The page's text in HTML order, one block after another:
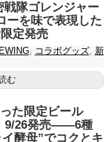
戦隊ゴレンジャー
ーを味で表現した
定発売
, コラボグッズ, 新
む
た限定ビール
9/26発売——6種
酵母”でコクとキ